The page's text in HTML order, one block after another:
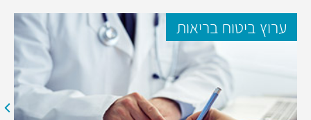
ערוץ ביטוח בריאות